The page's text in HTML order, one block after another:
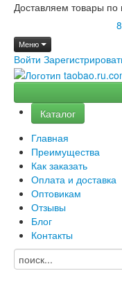
Доставляем товары
Меню
Войти
Каталог
Главная
Преимущества
Как заказать
Оплата и доставка
Оптовикам
Отзывы
Блог
Контакты